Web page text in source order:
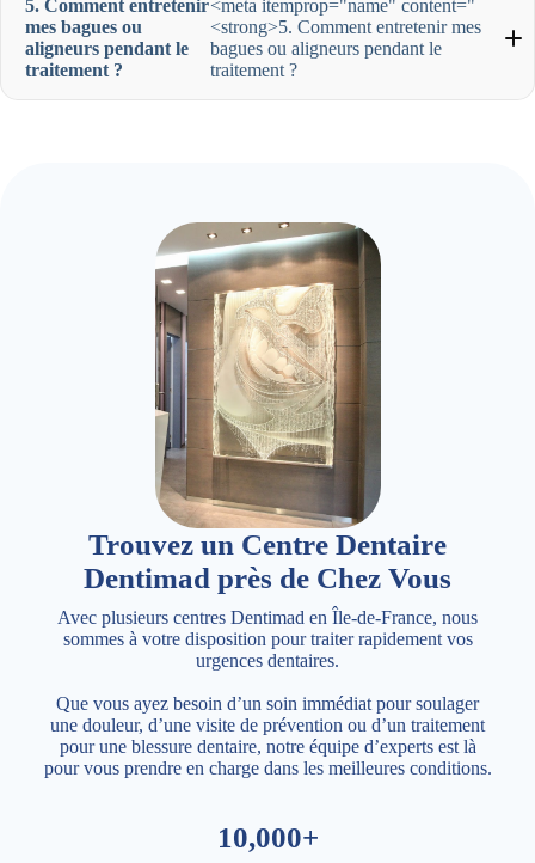
5. Comment entretenir
mes bagues ou
aligneurs pendant le
traitement ?
<meta itemprop="name" content="
<strong>5. Comment entretenir mes
bagues ou aligneurs pendant le
traitement ?
Trouvez un Centre Dentaire
Dentimad près de Chez Vous
Avec plusieurs centres Dentimad en Île-de-France, nous
sommes à votre disposition pour traiter rapidement vos
urgences dentaires.
Que vous ayez besoin d’un soin immédiat pour soulager
une douleur, d’une visite de prévention ou d’un traitement
pour une blessure dentaire, notre équipe d’experts est là
pour vous prendre en charge dans les meilleures conditions.
10,000+